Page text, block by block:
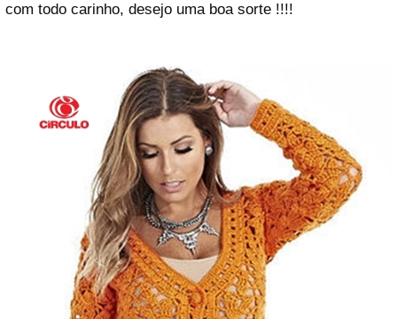
com todo carinho, desejo uma boa sorte !!!!